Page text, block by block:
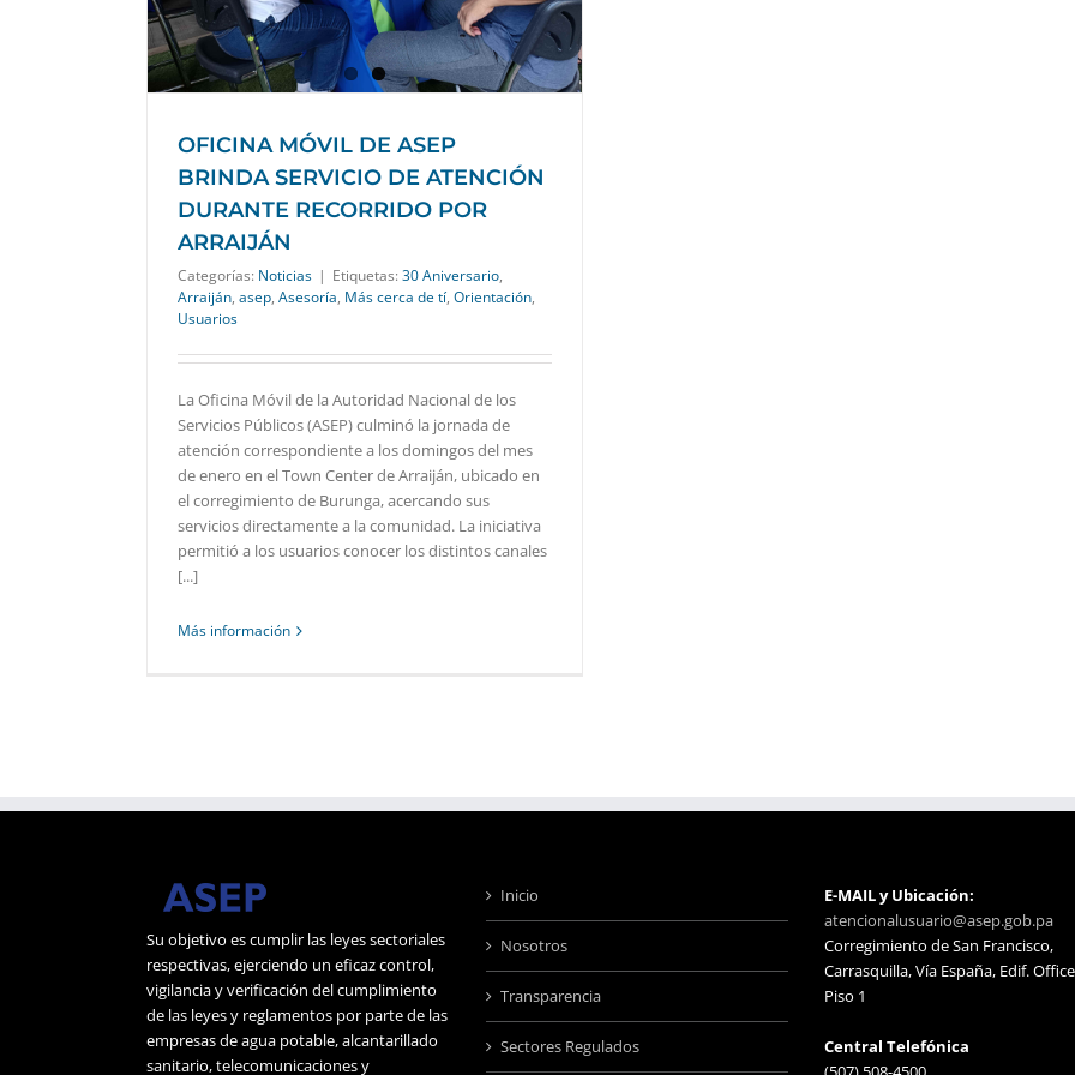
OFICINA MÓVIL DE ASEP
BRINDA SERVICIO DE ATENCIÓN
DURANTE RECORRIDO POR
ARRAIJÁN
Categorías: Noticias | Etiquetas: 30 Aniversario,
Arraiján, asep, Asesoría, Más cerca de tí, Orientación,
Usuarios
La Oficina Móvil de la Autoridad Nacional de los
Servicios Públicos (ASEP) culminó la jornada de
atención correspondiente a los domingos del mes
de enero en el Town Center de Arraiján, ubicado en
el corregimiento de Burunga, acercando sus
servicios directamente a la comunidad. La iniciativa
permitió a los usuarios conocer los distintos canales
[...]
Más información
Su objetivo es cumplir las leyes sectoriales
respectivas, ejerciendo un eficaz control,
vigilancia y verificación del cumplimiento
de las leyes y reglamentos por parte de las
empresas de agua potable, alcantarillado
sanitario, telecomunicaciones y
Inicio
Nosotros
Transparencia
Sectores Regulados
E-MAIL y Ubicación:
atencionalusuario@asep.gob.pa
Corregimiento de San Francisco,
Carrasquilla, Vía España, Edif.
Piso 1
Central Telefónica